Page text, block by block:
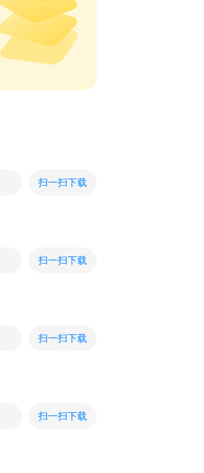
扫一扫下载
扫一扫下载
扫一扫下载
扫一扫下载